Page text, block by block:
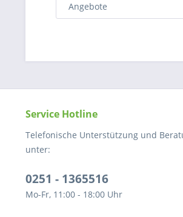
Angebote
Service Hotline
Telefonische Unterstützung und
unter:
0251 - 1365516
Mo-Fr, 11:00 - 18:00 Uhr